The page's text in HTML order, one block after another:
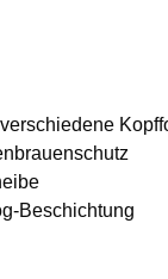
Beschichtung